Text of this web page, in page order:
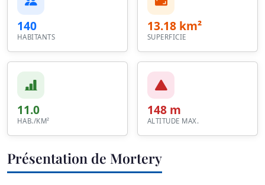
140
HABITANTS
13.18 km²
SUPERFICIE
11.0
HAB./KM²
148 m
ALTITUDE MAX.
Présentation de Mortery